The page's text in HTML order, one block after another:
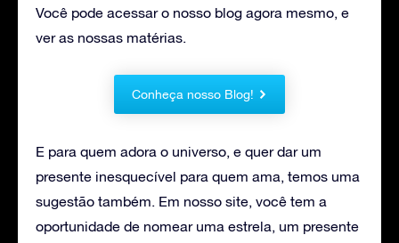
Você pode acessar o nosso blog agora mesmo, e
ver as nossas matérias.
Conheça nosso Blog!
E para quem adora o universo, e quer dar um
presente inesquecível para quem ama, temos uma
sugestão também. Em nosso site, você tem a
oportunidade de nomear uma estrela, um presente